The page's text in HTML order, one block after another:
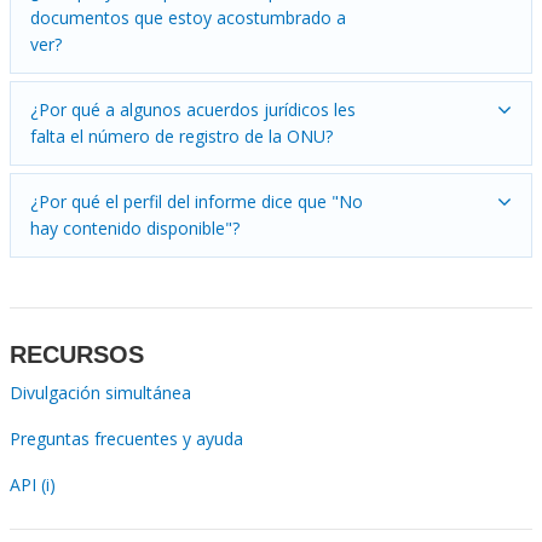
documentos que estoy acostumbrado a
ver?
¿Por qué a algunos acuerdos jurídicos les
falta el número de registro de la ONU?
¿Por qué el perfil del informe dice que "No
hay contenido disponible"?
RECURSOS
Divulgación simultánea
Preguntas frecuentes y ayuda
API (i)